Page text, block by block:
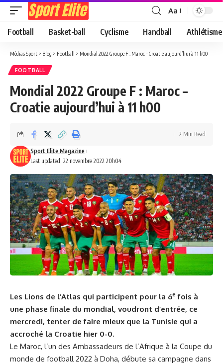
Aa
Football Basket-ball Cyclisme Handball Athlétisme
Médias Sport > Blog > Football > Mondial 2022 Groupe F : Maroc – Croatie aujourd’hui à 11 h00
FOOTBALL
Mondial 2022 Groupe F : Maroc –
Croatie aujourd’hui à 11 h00
Last updated: 22 novembre 2022 20h04
Sport Elite Magazine
2 Min Read
Les Lions de l’Atlas qui participent pour la 6e fois à
une phase finale du mondial, voudront d’entrée, ce
mercredi, tenter de faire mieux que la Tunisie qui a
accroché la Croatie hier 0-0.
Le Maroc, l’un des Ambassadeurs de l’Afrique à la Coupe du
monde de football 2022 à Doha, débute sa campagne dans